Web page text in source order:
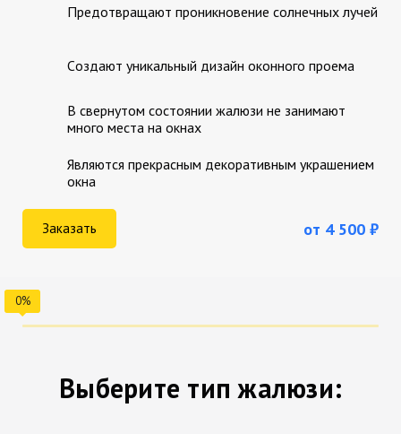
Предотвращают проникновение солнечных лучей
Cоздают уникальный дизайн оконного проема
В свернутом состоянии жалюзи не занимают
много места на окнах
Являются прекрасным декоративным украшением
окна
Заказать от 4 500 ₽
Выберите тип жалюзи: